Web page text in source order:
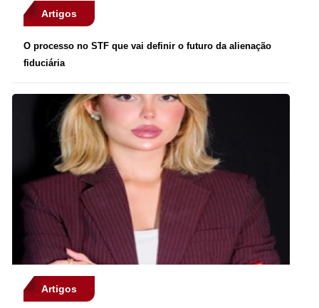
Artigos
O processo no STF que vai definir o futuro da alienação
fiduciária
Artigos